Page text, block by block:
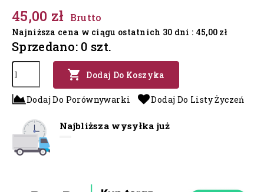
45,00 zł Brutto
Najniższa cena w ciągu ostatnich 30 dni : 45,00 zł
Sprzedano: 0 szt.
 Dodaj Do Koszyka
Dodaj Do Porównywarki Dodaj Do Listy Życzeń
Najbliższa wysyłka już